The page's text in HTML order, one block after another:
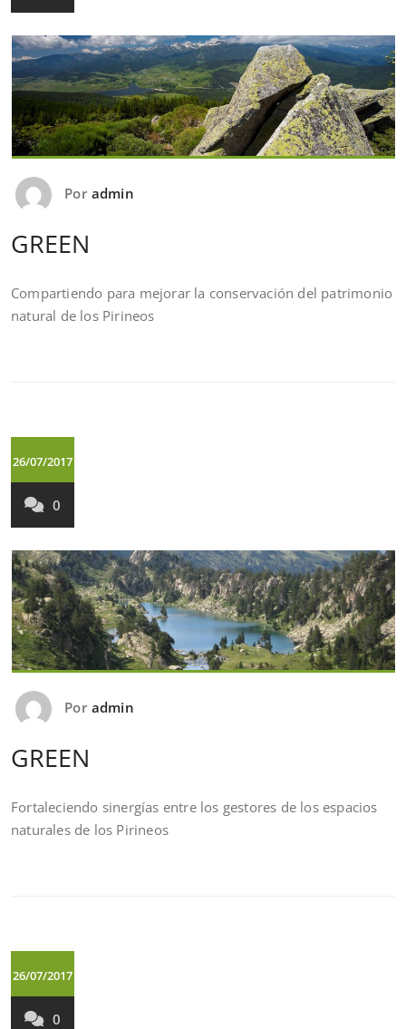
Por admin
GREEN
Compartiendo para mejorar la conservación del patrimonio
natural de los Pirineos
26/07/2017
0
Por admin
GREEN
Fortaleciendo sinergías entre los gestores de los espacios
naturales de los Pirineos
26/07/2017
0